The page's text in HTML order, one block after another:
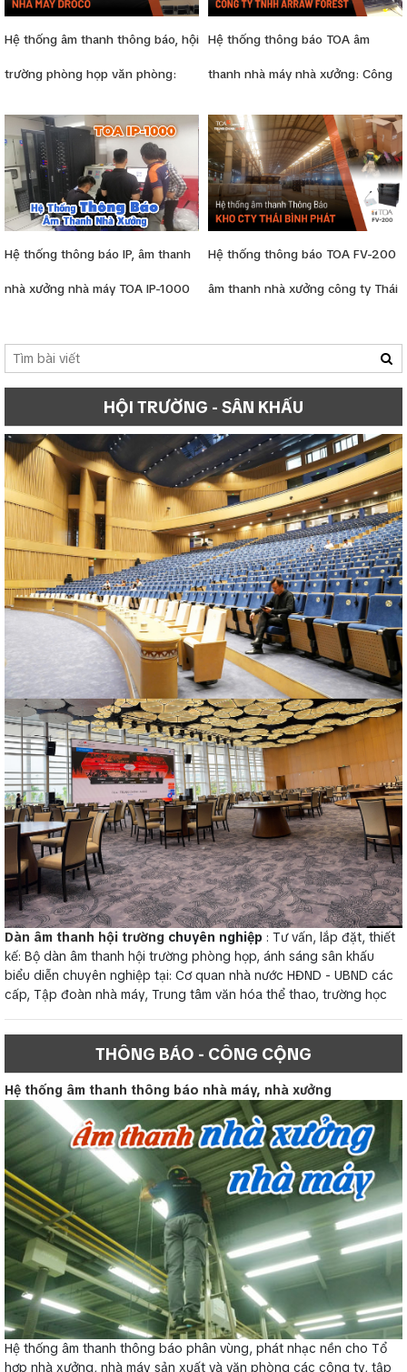
Hệ thống âm thanh thông báo, hội
trường phòng họp văn phòng:
Hệ thống thông báo TOA âm
thanh nhà máy nhà xưởng: Công
Hệ thống thông báo IP, âm thanh
nhà xưởng nhà máy TOA IP-1000
Hệ thống thông báo TOA FV-200
âm thanh nhà xưởng công ty Thái
HỘI TRƯỜNG - SÂN KHẤU
Dàn âm thanh hội trường chuyên nghiệp : Tư vấn, lắp đặt, thiết
kế: Bộ dàn âm thanh hội trường phòng họp, ánh sáng sân khấu
biểu diễn chuyên nghiệp tại: Cơ quan nhà nước HĐND - UBND các
cấp, Tập đoàn nhà máy, Trung tâm văn hóa thể thao, trường học
THÔNG BÁO - CÔNG CỘNG
Hệ thống âm thanh thông báo nhà máy, nhà xưởng
Hệ thống âm thanh thông báo phân vùng, phát nhạc nền cho Tổ
hợp nhà xưởng, nhà máy sản xuất và văn phòng các công ty, tập